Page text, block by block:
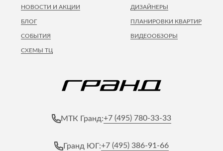
НОВОСТИ И АКЦИИ
ПЛАНИРОВКИ КВАРТИР
ВИДЕООБЗОРЫ
БЛОГ
СОБЫТИЯ
СХЕМЫ ТЦ
ДИЗАЙНЕРЫ
МТК Гранд:+7 (495) 780-33-33
Гранд ЮГ:+7 (495) 386-91-66